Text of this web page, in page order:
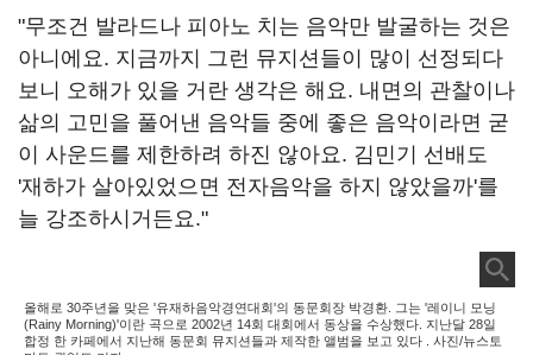
"무조건 발라드나 피아노 치는 음악만 발굴하는 것은
아니에요. 지금까지 그런 뮤지션들이 많이 선정되다
보니 오해가 있을 거란 생각은 해요. 내면의 관찰이나
삶의 고민을 풀어낸 음악들 중에 좋은 음악이라면 굳
이 사운드를 제한하려 하진 않아요. 김민기 선배도
'재하가 살아있었으면 전자음악을 하지 않았을까'를
늘 강조하시거든요."
올해로 30주년을 맞은 '유재하음악경연대회'의 동문회장 박경환. 그는 '레이니 모닝
(Rainy Morning)'이란 곡으로 2002년 14회 대회에서 동상을 수상했다. 지난달 28일
합정 한 카페에서 지난해 동문회 뮤지션들과 제작한 앨범을 보고 있다 . 사진/뉴스토